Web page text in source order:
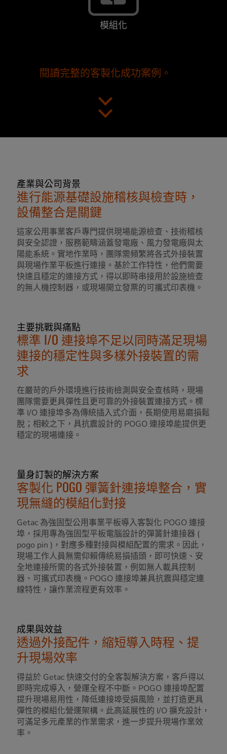
模組化
閱讀完整的客製化成功案例。
產業與公司背景
進行能源基礎設施稽核與檢查時，
設備整合是關鍵
這家公用事業客戶專門提供現場能源檢查、技術稽核
與安全認證，服務範疇涵蓋發電廠、風力發電廠與太
陽能系統。實地作業時，團隊需頻繁將各式外接裝置
與現場作業平板進行連接。基於工作特性，他們需要
快速且穩定的連接方式，得以即時串接用於設施檢查
的無人機控制器，或現場開立發票的可攜式印表機。
主要挑戰與痛點
標準 I/O 連接埠不足以同時滿足現場
連接的穩定性與多樣外接裝置的需
求
在嚴苛的戶外環境進行技術檢測與安全查核時，現場
團隊需要更具彈性且更可靠的外接裝置連接方式。標
準 I/O 連接埠多為傳統插入式介面，長期使用易磨損鬆
脫；相較之下，具抗震設計的 POGO 連接埠能提供更
穩定的現場連接。
量身訂製的解決方案
客製化 POGO 彈簧針連接埠整合，實
現無縫的模組化對接
Getac 為強固型公用事業平板導入客製化 POGO 連接
埠，採用專為強固型平板電腦設計的彈簧針連接器 (
pogo pin )，對應多種對接與模組配置的需求。因此，
現場工作人員無需仰賴傳統易損插頭，即可快速、安
全地連接所需的各式外接裝置，例如無人載具控制
器、可攜式印表機。POGO 連接埠兼具抗震與穩定連
線特性，讓作業流程更有效率。
成果與效益
透過外接配件，縮短導入時程、提
升現場效率
得益於 Getac 快速交付的全客製解決方案，客戶得以
即時完成導入，營運全程不中斷。POGO 連接埠配置
提升現場易用性，降低連接埠受損風險，並打造更具
彈性的模組化營運架構。此高延展性的 I/O 擴充設計，
可滿足多元產業的作業需求，進一步提升現場作業效
率。